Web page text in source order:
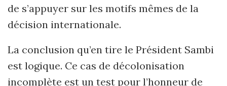
de s’appuyer sur les motifs mêmes de la
décision internationale.
La conclusion qu’en tire le Président Sambi
est logique. Ce cas de décolonisation
incomplète est un test pour l’honneur de